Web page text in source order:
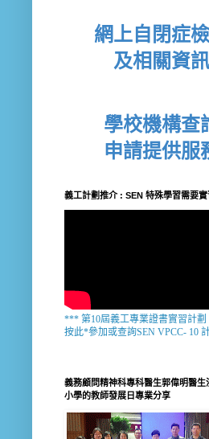
網上自閉症
及相關資訊
學校機構查
申請提供服
義工計劃推介 : SEN 特殊學習需要實
*** 第10屆義工專業證書實習計
按此*參加或查詢SEN VPCC- 10
義務顧問精神科專科醫生郭偉明醫生
小學的教師發展日專業分享